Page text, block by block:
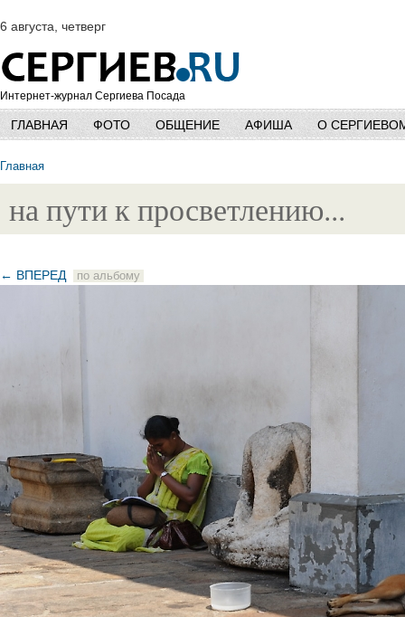
6 августа, четверг
Интернет-журнал Сергиева Посада
ГЛАВНАЯ ФОТО ОБЩЕНИЕ АФИША О
Главная
на пути к просветлению...
← ВПЕРЕД по альбому